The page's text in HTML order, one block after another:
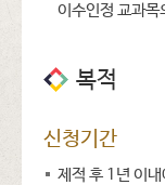
이수인정 교과목
복적
신청기간
제적 후 1년 이